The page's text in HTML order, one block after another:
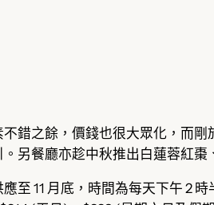
錯之餘，價錢也很大眾化，而
另餐廳亦趁中秋推出白蓮蓉紅
至 11 月底，時間為每天下午 2